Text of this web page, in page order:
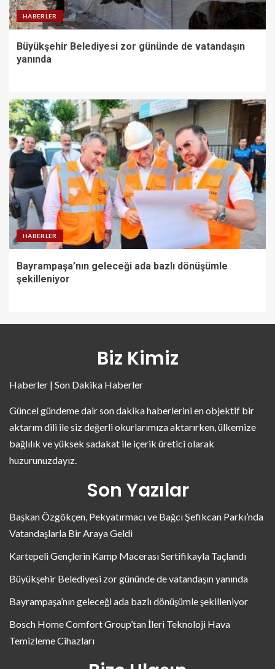
HABERLER
Büyükşehir Belediyesi zor gününde de vatandaşın
yanında
HABERLER
Bayrampaşa’nın geleceği ada bazlı dönüşümle
şekilleniyor
Biz Kimiz
Haberler | Son Dakika Haberler
Güncel gündeme dair son dakika haberlerini en objektif bir
aktarım dili ile siz değerli okurlarımıza aktarırken, ülkemize
bağlılık ve yüksek sadakat ile içerik üretici olarak
huzurunuzdayız.
Son Yazılar
Başkan Özgökçen, Pekyatırmacı ve Bağcı Şefikcan Parkı’nda
Vatandaşlarla Bir Araya Geldi
Kartepeli Gençlerin Kamp Macerası Sertifikayla Taçlandı
Büyükşehir Belediyesi zor gününde de vatandaşın yanında
Bayrampaşa’nın geleceği ada bazlı dönüşümle şekilleniyor
Bosch Home Comfort Group’tan İleri Teknoloji Hava
Temizleme Cihazları